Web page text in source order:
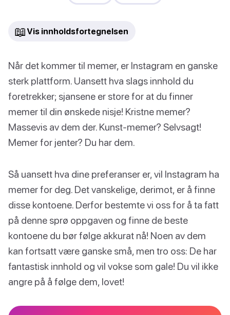
📖 Vis innholdsfortegnelsen
Når det kommer til memer, er Instagram en ganske
sterk plattform. Uansett hva slags innhold du
foretrekker; sjansene er store for at du finner
memer til din ønskede nisje! Kristne memer?
Massevis av dem der. Kunst-memer? Selvsagt!
Memer for jenter? Du har dem.
Så uansett hva dine preferanser er, vil Instagram ha
memer for deg. Det vanskelige, derimot, er å finne
disse kontoene. Derfor bestemte vi oss for å ta fatt
på denne sprø oppgaven og finne de beste
kontoene du bør følge akkurat nå! Noen av dem
kan fortsatt være ganske små, men tro oss: De har
fantastisk innhold og vil vokse som gale! Du vil ikke
angre på å følge dem, lovet!